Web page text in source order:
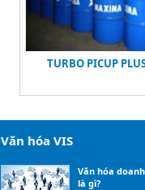
TURBO PICUP
Văn hóa VIS
Văn hóa
là gì?